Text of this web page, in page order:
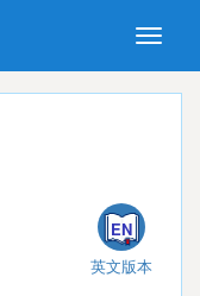
Toggle
荐性国家标准
EN
英文版本